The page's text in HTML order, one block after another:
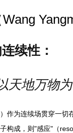
续性：
天地万物
作为连续场贯穿一
构成，则"感应"（